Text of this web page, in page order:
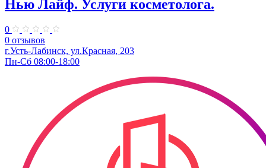
Нью Лайф. Услуги косметолога.
0
0 отзывов
г.Усть-Лабинск, ул.Красная, 203
Пн-Сб 08:00-18:00